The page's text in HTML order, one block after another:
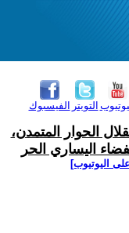
الفيسبوك التويتر
الحوار المتمدن،
اليساري الحر
اليوتيوب]